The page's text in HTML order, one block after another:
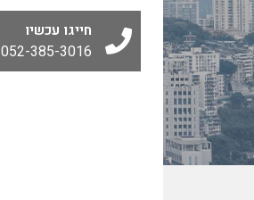
חייגו עכשיו
052-385-3016